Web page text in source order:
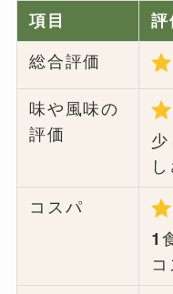
項目
評
総合評価
味や風味の
評価
コスパ
1